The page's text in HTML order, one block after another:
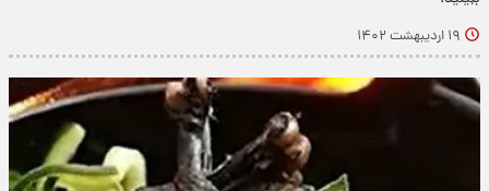
۱۹ اردیبهشت ۱۴۰۲